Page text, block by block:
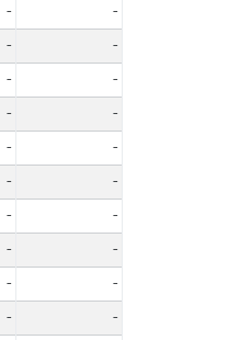
-
-
-
-
-
-
-
-
-
-
-
-
-
-
-
-
-
-
-
-